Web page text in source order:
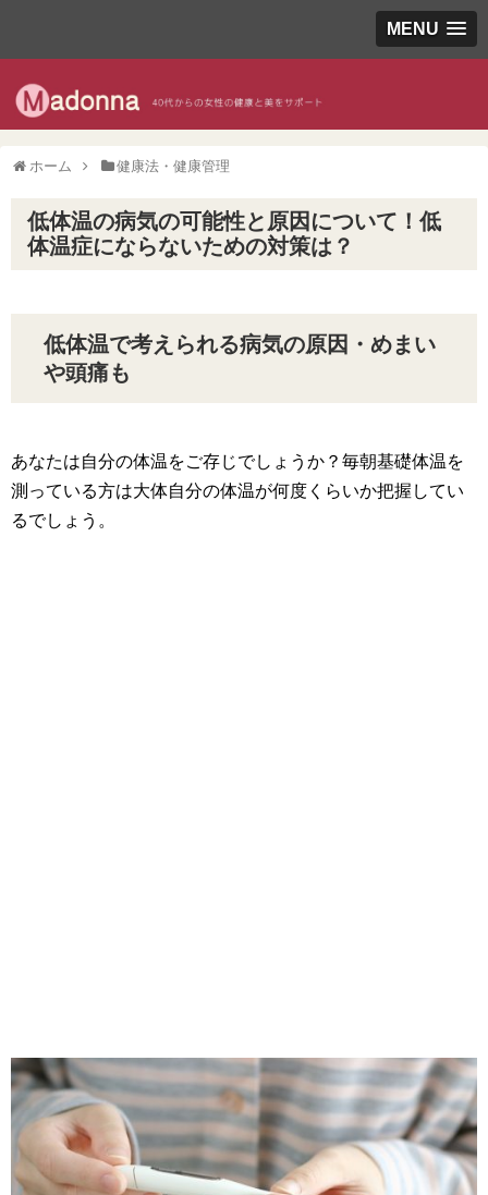
MENU
ホーム 健康法・健康管理
低体温の病気の可能性と原因について！低
体温症にならないための対策は？
低体温で考えられる病気の原因・めまい
や頭痛も
あなたは自分の体温をご存じでしょうか？毎朝基礎体温を
測っている方は大体自分の体温が何度くらいか把握してい
るでしょう。